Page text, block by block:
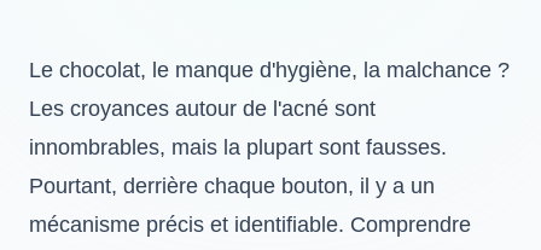
Le chocolat, le manque d'hygiène, la malchance ?
Les croyances autour de l'acné sont
innombrables, mais la plupart sont fausses.
Pourtant, derrière chaque bouton, il y a un
mécanisme précis et identifiable. Comprendre